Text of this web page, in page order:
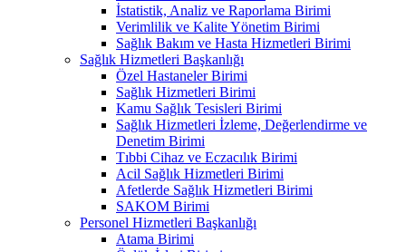
İstatistik, Analiz ve Raporlama Birimi
Verimlilik ve Kalite Yönetim Birimi
Sağlık Bakım ve Hasta Hizmetleri Birimi
Sağlık Hizmetleri Başkanlığı
Özel Hastaneler Birimi
Sağlık Hizmetleri Birimi
Kamu Sağlık Tesisleri Birimi
Sağlık Hizmetleri İzleme, Değerlendirme ve
Denetim Birimi
Tıbbi Cihaz ve Eczacılık Birimi
Acil Sağlık Hizmetleri Birimi
Afetlerde Sağlık Hizmetleri Birimi
SAKOM Birimi
Personel Hizmetleri Başkanlığı
Atama Birimi